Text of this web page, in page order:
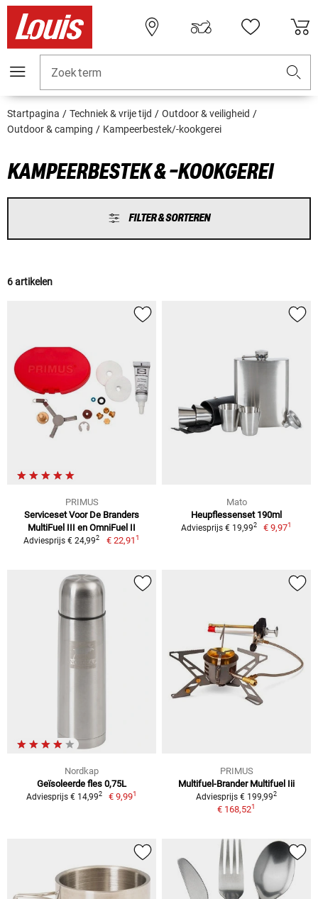
Zoekterm
Startpagina Techniek & vrije tijd
Outdoor & veiligheid
Outdoor & camping
Kampeerbestek/-kookgerei
KAMPEERBESTEK & -KOOKGEREI
FILTER & SORTEREN
6 artikelen
PRIMUS
Serviceset Voor De Branders
MultiFuel III en OmniFuel II
Adviesprijs € 24,992 € 22,911
Mato
Heupflessenset 190ml
Adviesprijs € 19,992 € 9,971
Nordkap
Geïsoleerde fles 0,75L
Adviesprijs € 14,992 € 9,991
PRIMUS
Multifuel-Brander Multifuel Iii
Adviesprijs € 199,992
€ 168,521